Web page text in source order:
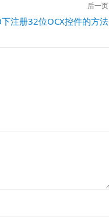
后一页
注册32位OCX控件的方法